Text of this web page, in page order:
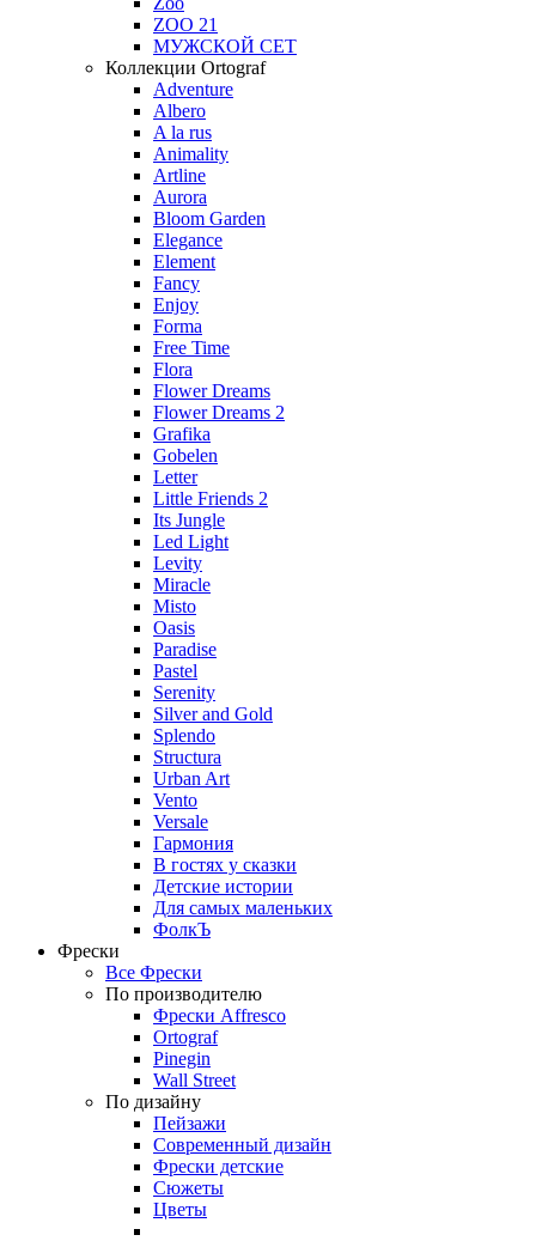
ZOO 21
МУЖСКОЙ СЕТ
Коллекции Ortograf
Adventure
Albero
A la rus
Animality
Artline
Aurora
Bloom Garden
Elegance
Element
Fancy
Enjoy
Forma
Free Time
Flora
Flower Dreams
Flower Dreams 2
Grafika
Gobelen
Letter
Little Friends 2
Its Jungle
Led Light
Levity
Miracle
Misto
Oasis
Paradise
Pastel
Serenity
Silver and Gold
Splendo
Structura
Urban Art
Vento
Versale
Гармония
В гостях у сказки
Детские истории
Для самых маленьких
ФолкЪ
Фрески
Все Фрески
По производителю
Фрески Affresco
Ortograf
Pinegin
Wall Street
По дизайну
Пейзажи
Современный дизайн
Фрески детские
Сюжеты
Цветы